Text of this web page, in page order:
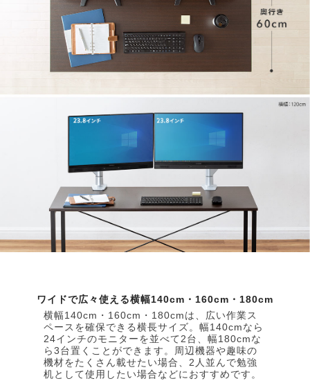
ワイドで広々使える横幅140cm・160cm・180cm
横幅140cm・160cm・180cmは、広い作業ス
ペースを確保できる横長サイズ。幅140cmなら
24インチのモニターを並べて2台、幅180cmな
ら3台置くことができます。周辺機器や趣味の
機材をたくさん載せたい場合、2人並んで勉強
机として使用したい場合などにおすすめです。